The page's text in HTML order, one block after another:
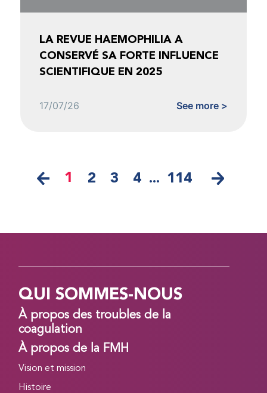
LA REVUE HAEMOPHILIA A
CONSERVÉ SA FORTE INFLUENCE
SCIENTIFIQUE EN 2025
17/07/26 See more >
1 2 3 4 ... 114
QUI SOMMES-NOUS
À propos des troubles de la
coagulation
À propos de la FMH
Vision et mission
Histoire